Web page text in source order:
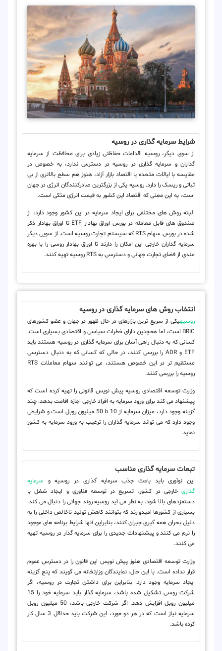
شرایط سرمایه گذاری در روسیه
از سوی دیگر، روسیه اقدامات حفاظتی زیادی برای محافظت از سرمایه
گذاران و سرمایه گذاری در روسیه در دسترس ندارد، به خصوص در
مقایسه با ایالات متحده یا اقتصاد بازار آزاد، هنوز هم سطح بالاتری از بی
ثباتی و ریسک را دارد. روسیه یکی از بزرگترین صادرکنندگان انرژی در جهان
است، به این معنی که اقتصاد این کشور به قیمت انرژی متکی است.
البته روش های مختلفی برای ایجاد سرمایه در این کشور وجود دارد، از
صندوق های قابل معامله در بورس اوراق بهادار ETF تا اوراق بهادار ذکر
شده در بورس سهام RTS که سیستم تجارت روسیه است. از سویی دیگر
سرمایه گذاران خارجی این امکان را دارند تا اوراق بهادار روسی را با بهره
مندی از فضای تجارت جهانی و دسترسی به RTS روسیه تهیه کنند.
انتخاب روش های سرمایه گذاری در روسیه
روسیهیکی از سریع ترین بازارهای در حال ظهور در جهان و عضو کشورهای
BRIC است، اما همچنین دارای خطرات سیاسی و اقتصادی بسیاری است.
کسانی که به دنبال راهی آسان برای سرمایه گذاری در روسیه هستند باید
ETF و ADR را بررسی کنند، در حالی که کسانی که به دنبال دسترسی
مستقیم تر در این خصوص هستند، می توانند سهام معاملات RTS
روسیه را بررسی کنند.
وزارت توسعه اقتصادی روسیه پیش نویس قانونی را تهیه کرده است که
پیشنهاد می کند برای ورود سرمایه به افراد خارجی اجازه اقامت بدهد. چند
گزینه وجود دارد، میزان سرمایه از 10 تا 50 میلیون روبل است و شرایطی
وجود دارد که می تواند سرمایه گذاران را ترغیب به ورود سرمایه به کشور
نماید.
تبعات سرمایه گذاری مناسب
این نوآوری باید باعث جذب سرمایه گذاری در روسیه و سرمایه
گذاری خارجی در کشور، تسریع در توسعه فناوری و ایجاد شغل با
دستمزدهای بالا شود. به نظر می آید روسیه روند جهانی را دنبال می کند.
بسیاری از کشورها امیدوارند که بتوانند کاهش تولید ناخالص داخلی را به
دلیل بحران همه گیری جبران کنند، بنابراین آنها شرایط برنامه های موجود
را نرم می کنند و پیشنهادات جدیدی را برای سرمایه گذار در روسیه تهیه
می کنند.
وزارت توسعه اقتصادی هنوز پیش نویس این قانون را در دسترس عموم
قرار نداده است. با این حال، نمایندگان وزارتخانه می گویند که پنج گزینه
ایجاد سرمایه وجود دارد. بنابراین برای داشتن تجارت در روسیه، اگر
شرکت روسی تشکیل شده باشد، سرمایه گذار باید سرمایه خود را 15
میلیون روبل افزایش دهد. اگر شرکت خارجی باشد، 50 میلیون روبل
سرمایه نیاز است که در هر دو مورد، این شرکت باید حداقل 3 سال کار
کرده باشد.